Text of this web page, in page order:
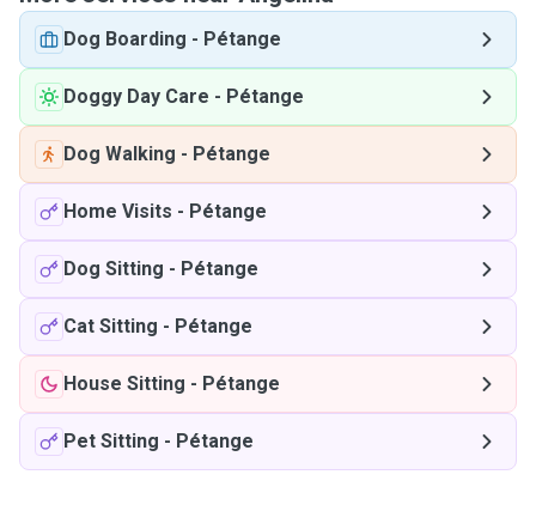
Dog Boarding - Pétange
Doggy Day Care - Pétange
Dog Walking - Pétange
Home Visits - Pétange
Dog Sitting - Pétange
Cat Sitting - Pétange
House Sitting - Pétange
Pet Sitting - Pétange